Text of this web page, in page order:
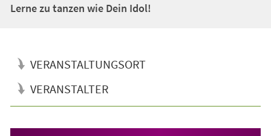
Lerne zu tanzen wie Dein Idol!
VERANSTALTUNGSORT
VERANSTALTER